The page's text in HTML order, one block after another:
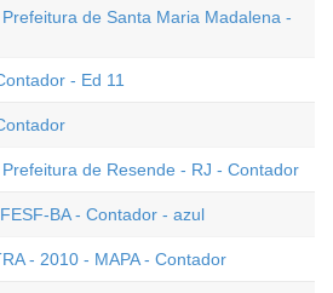
de Santa Maria Madalena -
- Ed 11
de Resende - RJ - Contador
BA - Contador - azul
- 2010 - MAPA - Contador